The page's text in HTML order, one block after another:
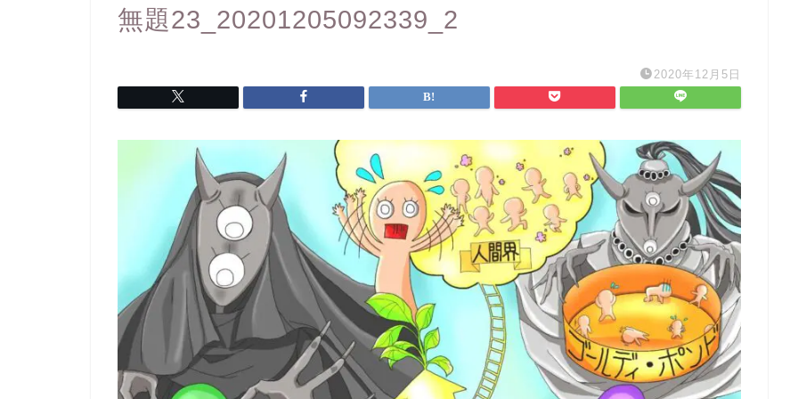
無題23_20201205092339_2
2020年12月5日